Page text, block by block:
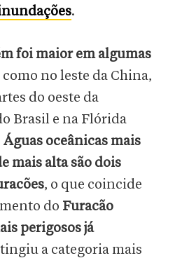
.
foi maior em algumas
como no leste da China,
do oeste da
Brasil e na Flórida
Águas oceânicas mais
mais alta são dois
, o que coincide
do Furacão
perigosos já
a categoria mais